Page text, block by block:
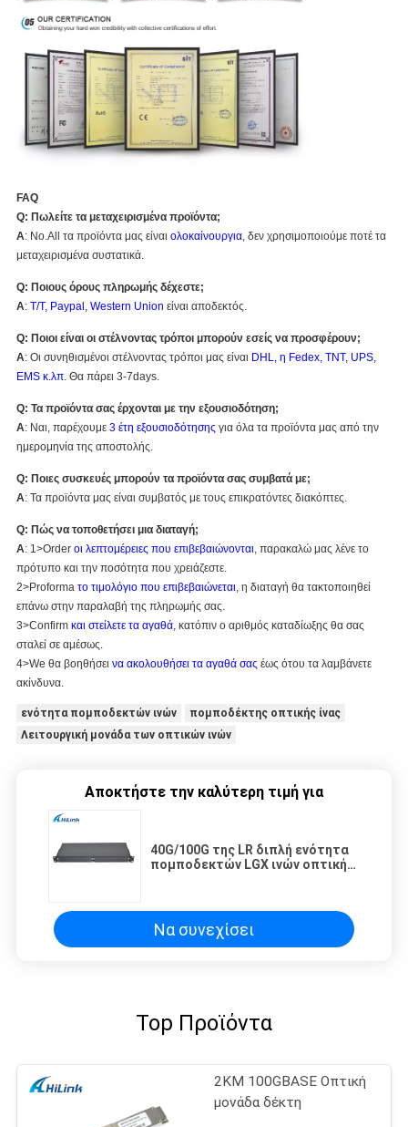
FAQ
Q: Πωλείτε τα μεταχειρισμένα προϊόντα;
Α: No.All τα προϊόντα μας είναι ολοκαίνουργια, δεν χρησιμοποιούμε ποτέ τα
μεταχειρισμένα συστατικά.
Q: Ποιους όρους πληρωμής δέχεστε;
Α: T/T, Paypal, Western Union είναι αποδεκτός.
Q: Ποιοι είναι οι στέλνοντας τρόποι μπορούν εσείς να προσφέρουν;
Α: Οι συνηθισμένοι στέλνοντας τρόποι μας είναι DHL, η Fedex, TNT, UPS,
EMS κ.λπ. Θα πάρει 3-7days.
Q: Τα προϊόντα σας έρχονται με την εξουσιοδότηση;
Α: Ναι, παρέχουμε 3 έτη εξουσιοδότησης για όλα τα προϊόντα μας από την
ημερομηνία της αποστολής.
Q: Ποιες συσκευές μπορούν τα προϊόντα σας συμβατά με;
Α: Τα προϊόντα μας είναι συμβατός με τους επικρατόντες διακόπτες.
Q: Πώς να τοποθετήσει μια διαταγή;
Α: 1>Order οι λεπτομέρειες που επιβεβαιώνονται , παρακαλώ μας λένε το
πρότυπο και την ποσότητα που χρειάζεστε.
2>Proforma το τιμολόγιο που επιβεβαιώνεται , η διαταγή θα τακτοποιηθεί
επάνω στην παραλαβή της πληρωμής σας.
3>Confirm και στείλετε τα αγαθά, κατόπιν ο αριθμός καταδίωξης θα σας
σταλεί σε αμέσως.
4>We θα βοηθήσει να ακολουθήσει τα αγαθά σας έως ότου τα λαμβάνετε
ακίνδυνα.
ενότητα πομποδεκτών ινών
πομποδέκτης οπτικής ίνας
Λειτουργική μονάδα των οπτικών ινών
Αποκτήστε την καλύτερη τιμή για
40G/100G της LR διπλή ενότητα
πομποδεκτών LGX ινών οπτική
Να συνεχίσει
Top Προϊόντα
2KM 100GBASE Οπτική
μονάδα δέκτη